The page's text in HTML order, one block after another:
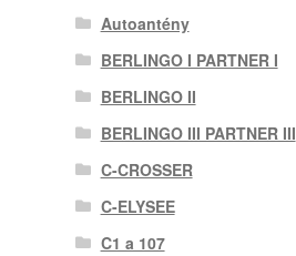
Autoantény
BERLINGO I PARTNER I
BERLINGO II
BERLINGO III PARTNER III
C-CROSSER
C-ELYSEE
C1 a 107